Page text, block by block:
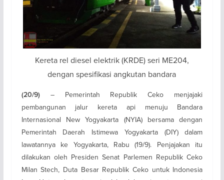
Kereta rel diesel elektrik (KRDE) seri ME204,
dengan spesifikasi angkutan bandara
(20/9)– Pemerintah Republik Ceko menjajaki
pembangunan jalur kereta api menuju Bandara
Internasional New Yogyakarta (NYIA) bersama dengan
Pemerintah Daerah Istimewa Yogyakarta (DIY) dalam
lawatannya ke Yogyakarta, Rabu (19/9). Penjajakan itu
dilakukan oleh Presiden Senat Parlemen Republik Ceko
Milan Stech, Duta Besar Republik Ceko untuk Indonesia